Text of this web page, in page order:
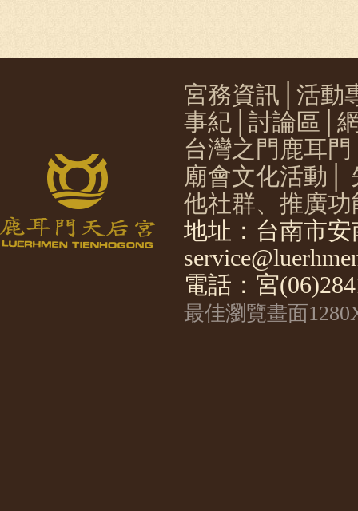
宮務資訊
活動
事紀
討論區
台灣之門鹿耳門
廟會文化活動
他社群、推廣功
地址：台南市
電話：宮
最佳瀏覽畫面